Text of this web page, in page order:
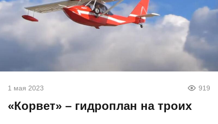
1 мая 2023 919
«Корвет» – гидроплан на троих